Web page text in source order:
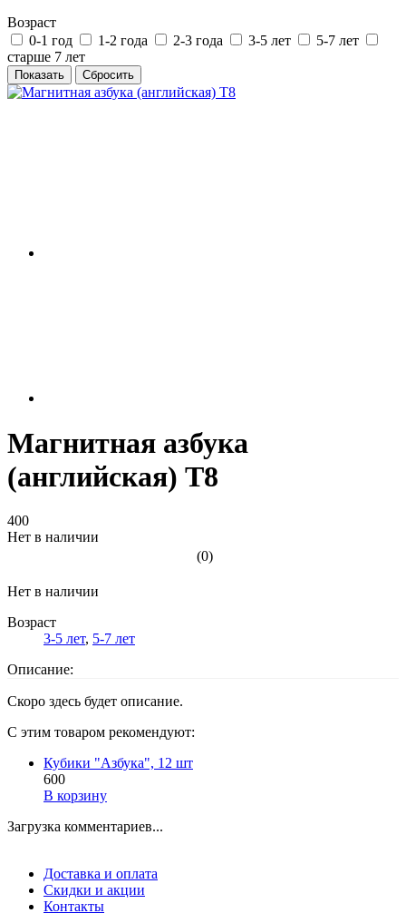
Возраст
0-1 год
1-2 года 2-3 года 3-5 лет
5-7 лет
старше 7 лет
Магнитная азбука
(английская) Т8
400
Нет в наличии
(0)
Нет в наличии
Возраст
3-5 лет, 5-7 лет
Описание:
Скоро здесь будет описание.
С этим товаром рекомендуют:
Кубики "Азбука", 12 шт
600
В корзину
Загрузка комментариев...
Доставка и оплата
Скидки и акции
Контакты